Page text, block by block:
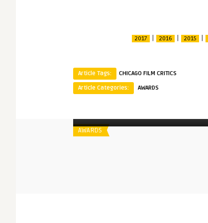
2017 | 2016 | 2015 |
Article Tags:
CHICAGO FILM CRITICS
Article Categories:
AWARDS
AWARDS